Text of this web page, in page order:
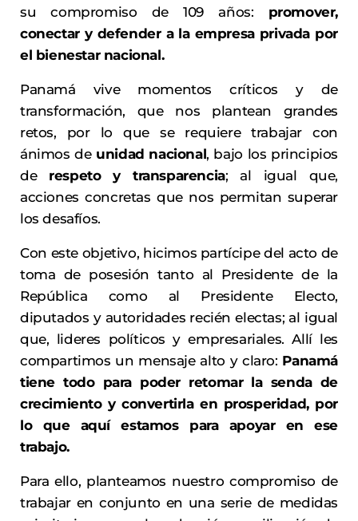
su compromiso de 109 años: promover,
conectar y defender a la empresa privada por
el bienestar nacional.
Panamá vive momentos críticos y de
transformación, que nos plantean grandes
retos, por lo que se requiere trabajar con
ánimos de unidad nacional, bajo los principios
de respeto y transparencia; al igual que,
acciones concretas que nos permitan superar
los desafíos.
Con este objetivo, hicimos partícipe del acto de
toma de posesión tanto al Presidente de la
República como al Presidente Electo,
diputados y autoridades recién electas; al igual
que, lideres políticos y empresariales. Allí les
compartimos un mensaje alto y claro: Panamá
tiene todo para poder retomar la senda de
crecimiento y convertirla en prosperidad, por
lo que aquí estamos para apoyar en ese
trabajo.
Para ello, planteamos nuestro compromiso de
trabajar en conjunto en una serie de medidas